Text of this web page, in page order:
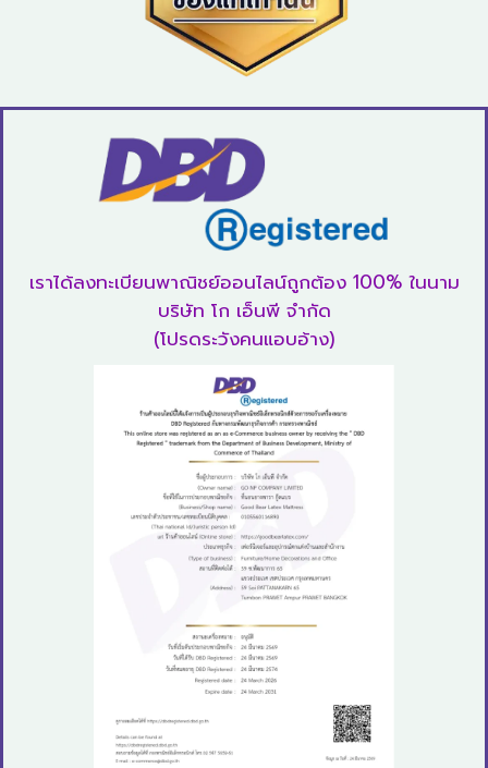
เราได้ลงทะเบียนพาณิชย์ออนไลน์ถูกต้อง 100% ในนาม
บริษัท โก เอ็นพี จำกัด
(โปรดระวังคนแอบอ้าง)